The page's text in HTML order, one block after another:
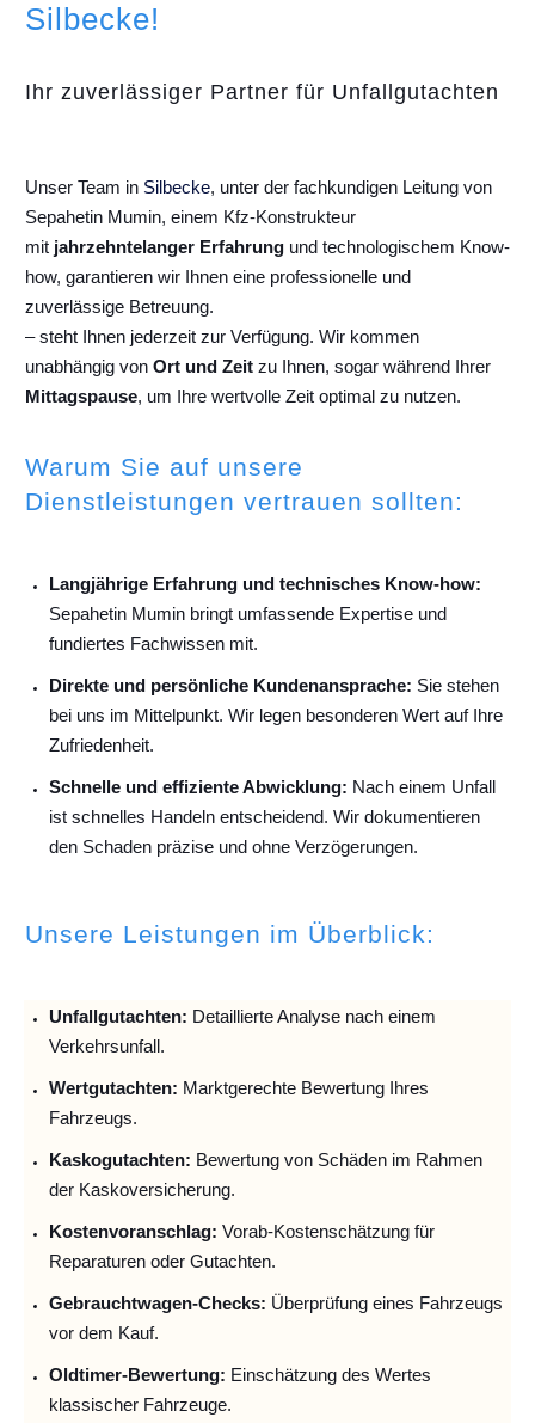
Silbecke!
Ihr zuverlässiger Partner für Unfallgutachten
Unser Team in Silbecke, unter der fachkundigen Leitung von
Sepahetin Mumin, einem Kfz-Konstrukteur
mit jahrzehntelanger Erfahrung und technologischem Know-
how, garantieren wir Ihnen eine professionelle und
zuverlässige Betreuung.
– steht Ihnen jederzeit zur Verfügung. Wir kommen
unabhängig von Ort und Zeit zu Ihnen, sogar während Ihrer
Mittagspause, um Ihre wertvolle Zeit optimal zu nutzen.
Warum Sie auf unsere
Dienstleistungen vertrauen sollten:
Langjährige Erfahrung und technisches Know-how:
Sepahetin Mumin bringt umfassende Expertise und
fundiertes Fachwissen mit.
Direkte und persönliche Kundenansprache: Sie stehen
bei uns im Mittelpunkt. Wir legen besonderen Wert auf Ihre
Zufriedenheit.
Schnelle und effiziente Abwicklung: Nach einem Unfall
ist schnelles Handeln entscheidend. Wir dokumentieren
den Schaden präzise und ohne Verzögerungen.
Unsere Leistungen im Überblick:
Unfallgutachten: Detaillierte Analyse nach einem
Verkehrsunfall.
Wertgutachten: Marktgerechte Bewertung Ihres
Fahrzeugs.
Kaskogutachten: Bewertung von Schäden im Rahmen
der Kaskoversicherung.
Kostenvoranschlag: Vorab-Kostenschätzung für
Reparaturen oder Gutachten.
Gebrauchtwagen-Checks: Überprüfung eines Fahrzeugs
vor dem Kauf.
Oldtimer-Bewertung: Einschätzung des Wertes
klassischer Fahrzeuge.